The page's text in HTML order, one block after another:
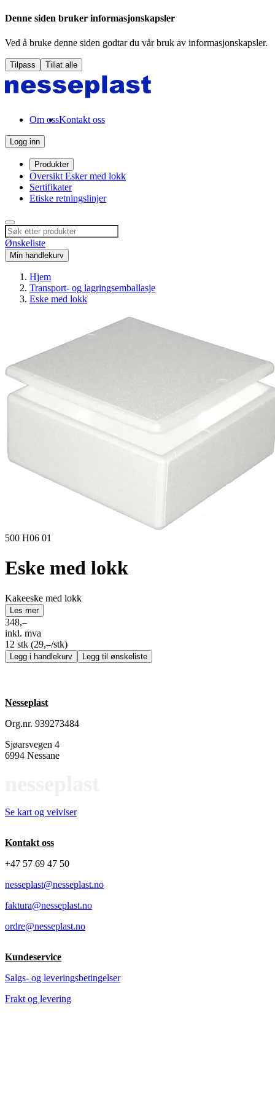
Denne siden bruker informasjonskapsler
Ved å bruke denne siden godtar du vår bruk av informasjonskapsler.
Tilpass Tillat alle
Om ossKontakt oss
Logg inn
Produkter
Oversikt Esker med lokk
Sertifikater
Etiske retningslinjer
Ønskeliste
Min handlekurv
Hjem
Transport- og lagringsemballasje
Eske med lokk
500 H06 01
Eske med lokk
Kakeeske med lokk
Les mer
348,–
inkl. mva
12 stk (29,–/stk)
Legg i handlekurv Legg til ønskeliste
Nesseplast
Org.nr. 939273484
Sjøarsvegen 4
6994 Nessane
Se kart og veiviser
Kontakt oss
+47 57 69 47 50
nesseplast@nesseplast.no
faktura@nesseplast.no
ordre@nesseplast.no
Kundeservice
Salgs- og leveringsbetingelser
Frakt og levering